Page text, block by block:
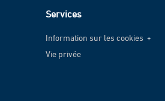
Services
Information sur les cookies
Information sur les cookies
Vie privée